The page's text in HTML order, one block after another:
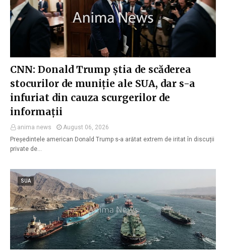
CNN: Donald Trump știa de scăderea
stocurilor de muniție ale SUA, dar s-a
infuriat din cauza scurgerilor de
informații
anima news
August 06, 2026
Președintele american Donald Trump s-a arătat extrem de iritat în discuții
private de…
SUA